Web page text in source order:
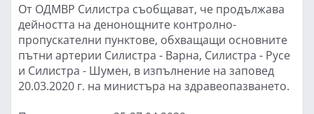
От ОДМВР Силистра съобщават, че продължава
дейността на денонощните контролно-
пропускателни пунктове, обхващащи основните
пътни артерии Силистра - Варна, Силистра - Русе
и Силистра - Шумен, в изпълнение на заповед
20.03.2020 г. на министъра на здравеопазването.